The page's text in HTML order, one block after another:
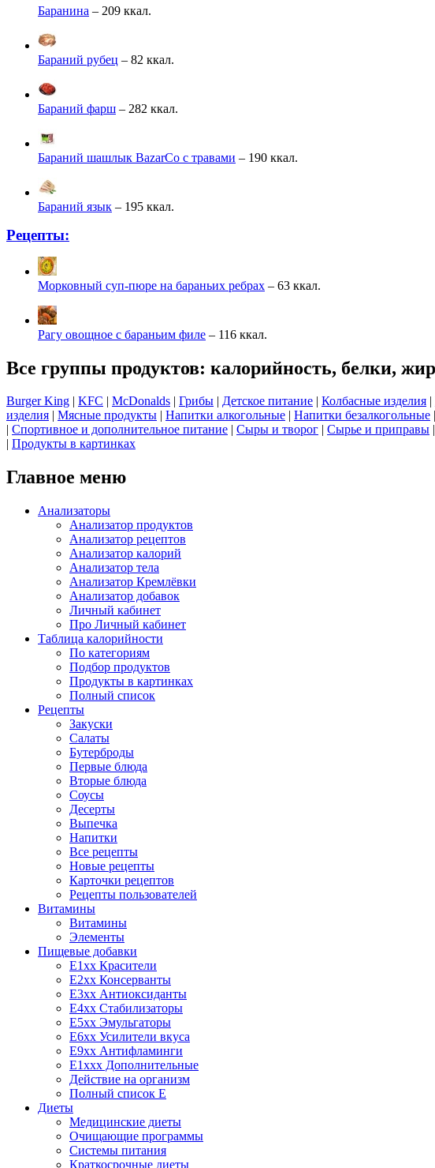
Баранина – 209 ккал.
Бараний рубец – 82 ккал.
Бараний фарш – 282 ккал.
Бараний шашлык BazarCo с травами – 190 ккал.
Бараний язык – 195 ккал.
Рецепты:
Морковный суп-пюре на бараньих ребрах – 63 ккал.
Рагу овощное с бараньим филе – 116 ккал.
Все группы продуктов: калорийность, белки,
Burger King | KFC | McDonalds | Грибы | Детское питание | Колбасные изделия |
изделия | Мясные продукты | Напитки алкогольные | Напитки безалкогольные |
| Спортивное и дополнительное питание | Сыры и творог | Сырье и приправы |
| Продукты в картинках
Главное меню
Анализаторы
Анализатор продуктов
Анализатор рецептов
Анализатор калорий
Анализатор тела
Анализатор Кремлёвки
Анализатор добавок
Личный кабинет
Про Личный кабинет
Таблица калорийности
По категориям
Подбор продуктов
Продукты в картинках
Полный список
Рецепты
Закуски
Салаты
Бутерброды
Первые блюда
Вторые блюда
Соусы
Десерты
Выпечка
Напитки
Все рецепты
Новые рецепты
Карточки рецептов
Рецепты пользователей
Витамины
Витамины
Элементы
Пищевые добавки
E1xx Красители
E2xx Консерванты
E3xx Антиоксиданты
E4xx Стабилизаторы
E5xx Эмульгаторы
E6xx Усилители вкуса
E9xx Антифламинги
E1xxx Дополнительные
Действие на организм
Полный список E
Диеты
Медицинские диеты
Очищающие программы
Системы питания
Краткосрочные диеты